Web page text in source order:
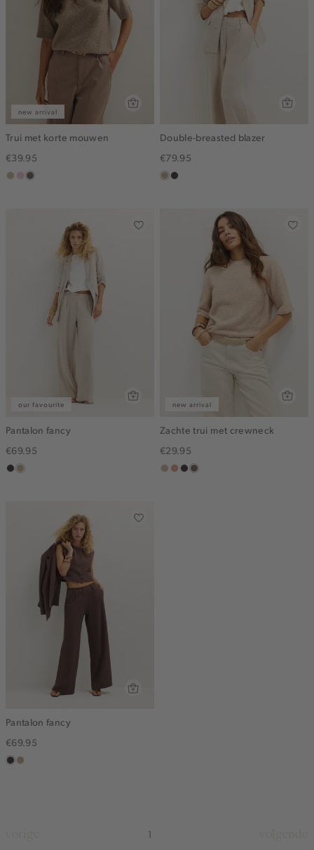
new arrival
Trui met korte mouwen
€39.95
lichtzand
lichtroze
lichtbruin
Double-breasted blazer
€79.95
zandchoco
our favourite
Pantalon fancy
€69.95
choco
zand
new arrival
Zachte trui met crewneck
€29.95
lichtzand
salmon,
choco
taupe
Pantalon fancy
€69.95
choco
zand
1